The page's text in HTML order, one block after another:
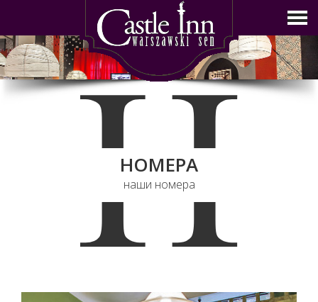
H
НОМЕРА
наши номера